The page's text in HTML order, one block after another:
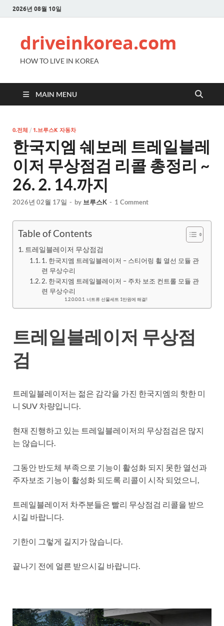
2026년 08월 10일
driveinkorea.com
HOW TO LIVE IN KOREA
MAIN MENU
0.전체 / 1.브루스K 자동차
한국지엠 쉐보레 트레일블레
이저 무상점검 리콜 총정리 ~
26. 2. 14.까지
2026년 02월 17일 - by 브루스K - 1 Comment
Table of Contents
트레일블레이저 무상점검
1. 한국지엠 트레일블레이저 – 스티어링 휠 열선 모듈 관
련 무상수리
2. 한국지엠 트레일블레이저 – 주차 보조 컨트롤 모듈 관
련 무상수리
너트류 선물세트 1만원에 해결!
트레일블레이저 무상점
검
트레일블레이저는 젊은 감각을 가진 한국지엠의 핫한 미
니 SUV 차량입니다.
현재 진행하고 있는 트레일블레이저의 무상점검은 많지
는 않습니다.
그동안 반도체 부족으로 기능이 활성화 되지 못한 열선과
주자보조 기능이 활성화 되도록 리콜이 시작 되었으니,
트레일블레이저 차주분들은 빨리 무상점검 리콜을 받으
시길 바랍니다.
기한이 그렇게 길지가 않습니다.
끝나기 전에 얼른 받으시길 바랍니다.